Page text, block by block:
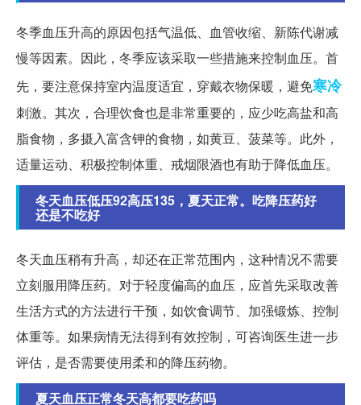
冬季血压升高的原因包括气温低、血管收缩、新陈代谢减
慢等因素。因此，冬季应该采取一些措施来控制血压。首
先，要注意保持室内温度适宜，穿戴衣物保暖，避免寒冷
刺激。其次，合理饮食也是非常重要的，应少吃高盐和高
脂食物，多摄入富含钾的食物，如黄豆、菠菜等。此外，
适量运动、积极控制体重、戒烟限酒也有助于降低血压。
冬天血压低压92高压135，夏天正常。吃降压药好
还是不吃好
冬天血压稍有升高，却还在正常范围内，这种情况不需要
立刻服用降压药。对于轻度偏高的血压，应首先采取改善
生活方式的方法进行干预，如饮食调节、加强锻炼、控制
体重等。如果病情无法得到有效控制，可咨询医生进一步
评估，是否需要使用柔和的降压药物。
夏天血压正常冬天高都要吃药吗